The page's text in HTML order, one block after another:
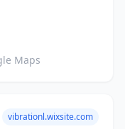
Maps
vibrationl.wixsite.com